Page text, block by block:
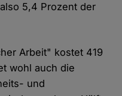
5,4 Prozent der
Arbeit" kostet 419
wohl auch die
und